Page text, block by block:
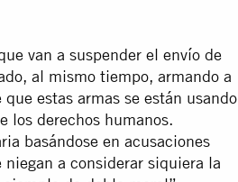
van a suspender el envío de
al mismo tiempo, armando a
estas armas se están usando
los derechos humanos.
basándose en acusaciones
a considerar siquiera la